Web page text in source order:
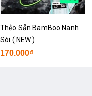
Thẻo Sẵn BamBoo Nanh
Sói ( NEW )
170.000₫